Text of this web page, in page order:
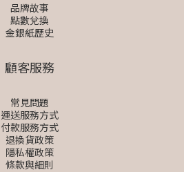
品牌故事
點數兌換
金銀紙歷史
顧客服務
常見問題
運送服務方式
付款服務方式
退換貨政策
隱私權政策
條款與細則